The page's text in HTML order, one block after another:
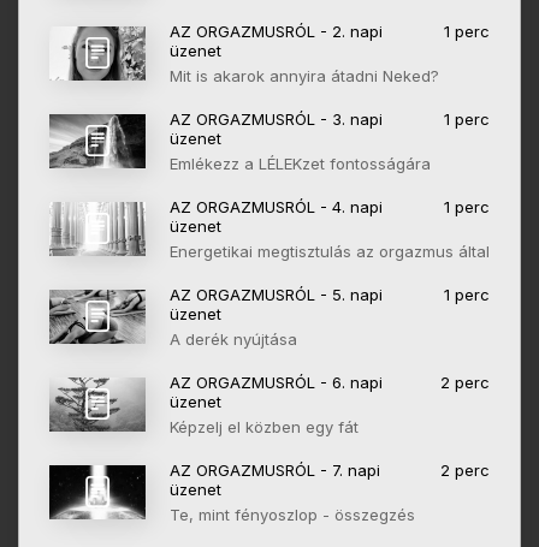
AZ ORGAZMUSRÓL - 2. napi
üzenet
1 perc
Mit is akarok annyira átadni Neked?
AZ ORGAZMUSRÓL - 3. napi
üzenet
1 perc
Emlékezz a LÉLEKzet fontosságára
AZ ORGAZMUSRÓL - 4. napi
üzenet
1 perc
Energetikai megtisztulás az orgazmus által
AZ ORGAZMUSRÓL - 5. napi
üzenet
1 perc
A derék nyújtása
AZ ORGAZMUSRÓL - 6. napi
üzenet
2 perc
Képzelj el közben egy fát
AZ ORGAZMUSRÓL - 7. napi
üzenet
2 perc
Te, mint fényoszlop - összegzés